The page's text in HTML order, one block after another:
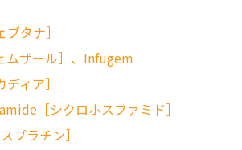
タナ］
ムザール］、Infugem
ィア］
［シクロホスファミド］
プラチン］